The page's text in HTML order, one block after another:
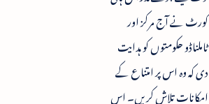
کورٹ نے آج مرکز اور
ٹاملناڈو حکومتوں کو ہدایت
دی کہ وہ اس پر امتناع کے
امکانات تلاش کریں۔ اس